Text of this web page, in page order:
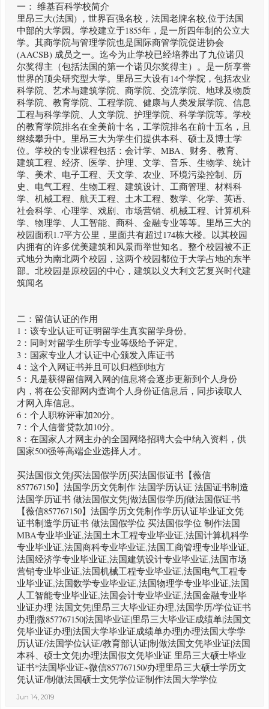
一： 维基百科学校简介
里昂三大(法国) ，世界百强名校，法国老牌名校,位于法国
中部的大学园。学校建立于1855年，是一所四年制的公立大
学。其商学院与管理学院也是国际商管学院促进协会
(AACSB) 成员之一。迄今为止学校已经培养出了九位诺贝
尔奖得主（包括法国的第一个诺贝尔奖得主）。是一所享誉
世界的顶尖研究型大学。里昂三大设有14个学院，包括农业
科学院、艺术与建筑学院、商学院、交流学院、地球及物质
科学院、教育学院、工程学院、健康与人类发展学院、信息
工程与科学学院、人文学院、护理学院、科学学院等。学校
的教育学院排名在全美前十名，工学院排名在前十五名，且
继续攀升中。里昂三大为学生们提供本科、硕士及博士学
位。学校的专业课程包括：会计学、MBA、财务、教育、
建筑工程、经济、医学、护理、文学、音乐、生物学、统计
学、美术、电子工程、天文学、农业、环境污染控制、历
史、电气工程、生物工程、建筑设计、工商管理、材料科
学、机械工程、航天工程、土木工程、数学、化学、英语、
社会科学、心理学、戏剧、市场营销、机械工程、计算机科
学、物理学、人工智能、商科、金融专业等等。里昂三大的
校园面积1.7平方公里，里面共有超过174栋大楼。以其校园
内拥有的许多优美建筑和风景而举世知名。整个校园被不正
式地分为南北两个校园，这两个校园都位于大学占地的东半
部。北校园是原校园的中心，建筑以义大利文艺复兴时代建
筑闻名
二：留信认证的作用
1：该专业认证可证明留学生真实留学身份。
2：同时对留学生所学专业等级给予评定。
3：国家专业人才认证中心颁发入库证书
4：这个入网证书并且可以归档到地方
5：凡是获得留信网入网的信息将会逐步更新到个人身份
内，将在公安部网内查询个人身份证信息后，同步读取人
才网入库信息。
6：个人职称评审加20分。
7：个人信誉贷款加10分。
8：在国家人才网主办的全国网络招聘大会中纳入资料，供
国家500强等高端企业选择人才。
买法国假文凭∫买法国假学历∫买法国假证书【薇信
857767150】法国学历文凭制作 法国学历认证 法国证书制造
法国学历证书 做法国假文凭∫做法国假学历∫做法国假证书
【薇信857767150】法国学历文凭制作学历认证毕业证文凭
证书制造学历证书 做法国假学位 买法国假学位 制作法国
MBA专业毕业证,法国土木工程专业毕业证,法国计算机科学
专业毕业证,法国商科专业毕业证,法国工商管理专业毕业证,
法国经济学专业毕业证,法国建筑设计专业毕业证,法国市场
营销专业毕业证,法国机械工程专业毕业证,法国电气工程专
业毕业证,法国数学专业毕业证,法国物理学专业毕业证,法国
人工智能专业毕业证,法国会计专业毕业证,法国金融专业毕
业证办理 法国文凭|里昂三大毕业证办理,法国学历/学位证书
办理|微857767150|法国毕业证|里昂三大毕业证成绩单|法国文
凭毕业证办理|法国大学毕业证成绩单办理|办理法国大学学
历认证/法国学位认证/教育部认证|制做法国文凭毕业证|法国
本科、硕士文凭|办理法国假文凭毕业证 里昂三大硕士毕业
证书*法国毕业证~微信857767150/办理里昂三大硕士学历文
凭认证/制做法国硕士文凭学位证制作法国大学学位
Jun 14, 2019